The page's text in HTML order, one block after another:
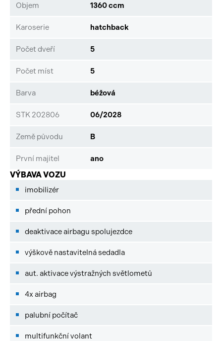
Objem 1360 ccm
Karoserie hatchback
Počet dveří 5
Počet míst 5
Barva béžová
STK 202806 06/2028
Země původu B
První majitel ano
VÝBAVA VOZU
imobilizér
přední pohon
deaktivace airbagu spolujezdce
výškově nastavitelná sedadla
aut. aktivace výstražných světlometů
4x airbag
palubní počítač
multifunkční volant